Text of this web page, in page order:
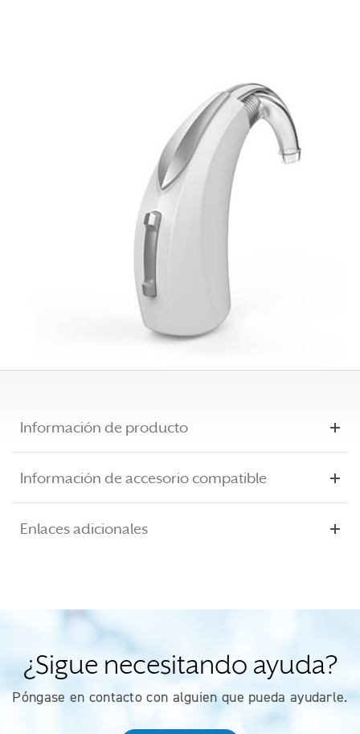
Información de producto
Información de accesorio compatible
Enlaces adicionales
¿Sigue necesitando ayuda?
Póngase en contacto con alguien que pueda ayudarle.